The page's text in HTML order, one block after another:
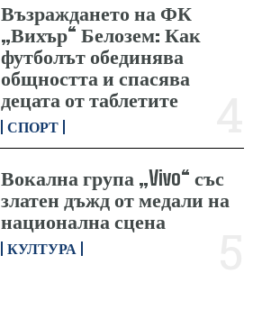
Възраждането на ФК
„Вихър“ Белозем: Как
футболът обединява
общността и спасява
децата от таблетите
СПОРТ
Вокална група „Vivo“ със
златен дъжд от медали на
национална сцена
КУЛТУРА